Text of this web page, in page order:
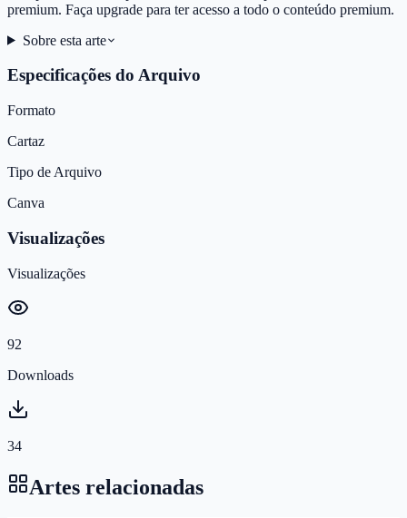
premium. Faça upgrade para ter acesso a todo o conteúdo premium.
Sobre esta arte
Especificações do Arquivo
Formato
Cartaz
Tipo de Arquivo
Canva
Visualizações
Visualizações
92
Downloads
34
Artes relacionadas